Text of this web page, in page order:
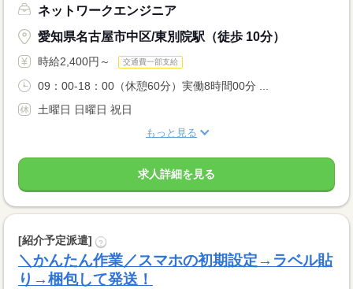
ネットワークエンジニア
愛知県名古屋市中区/東別院駅（徒歩 10分）
時給2,400円～ 交通費一部支給
09：00-18：00（休憩60分）実働8時間00分 ...
土曜日 日曜日 祝日
もっと見る
求人詳細を見る
[紹介予定派遣] ?
＼かんたん作業／スマホの初期設定→ラベル貼
り→梱包して発送！